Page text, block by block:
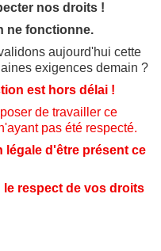
nos droits !
ne fonctionne.
aujourd'hui cette
exigences demain ?
est hors délai !
de travailler ce
pas été respecté.
légale d'être présent ce
le respect de vos droits